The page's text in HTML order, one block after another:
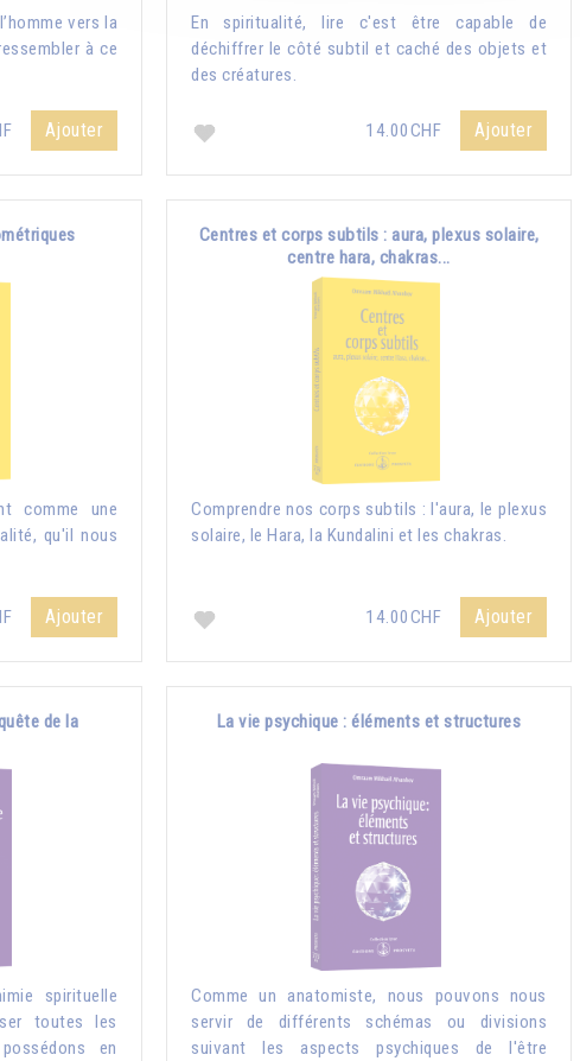
vers la
à ce
Ajouter
En spiritualité, lire c'est être capable de
déchiffrer le côté subtil et caché des objets et
des créatures.
14.00CHF Ajouter
comme une
qu'il nous
Ajouter
Centres et corps subtils : aura, plexus solaire,
centre hara, chakras...
Comprendre nos corps subtils : l'aura, le plexus
solaire, le Hara, la Kundalini et les chakras.
14.00CHF Ajouter
de la
spirituelle
toutes les
en
La vie psychique : éléments et structures
Comme un anatomiste, nous pouvons nous
servir de différents schémas ou divisions
suivant les aspects psychiques de l'être